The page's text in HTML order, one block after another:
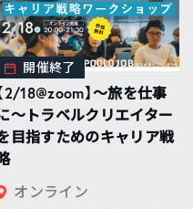
開催終了
【2/18@zoom】〜旅を仕事
〜トラベルクリエイター
目指すためのキャリア戦
オンライン